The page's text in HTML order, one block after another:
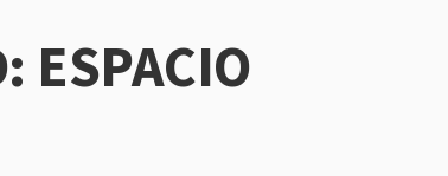
ESPACIO